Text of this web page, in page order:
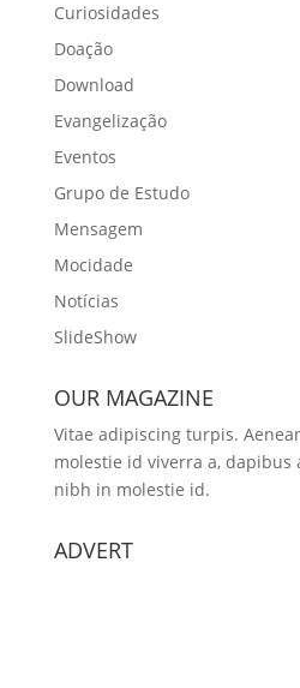
Curiosidades
Doação
Download
Evangelização
Eventos
Grupo de Estudo
Mensagem
Mocidade
Notícias
SlideShow
OUR MAGAZINE
Vitae adipiscing turpis.
molestie id viverra a, dapibus
nibh in molestie id.
ADVERT